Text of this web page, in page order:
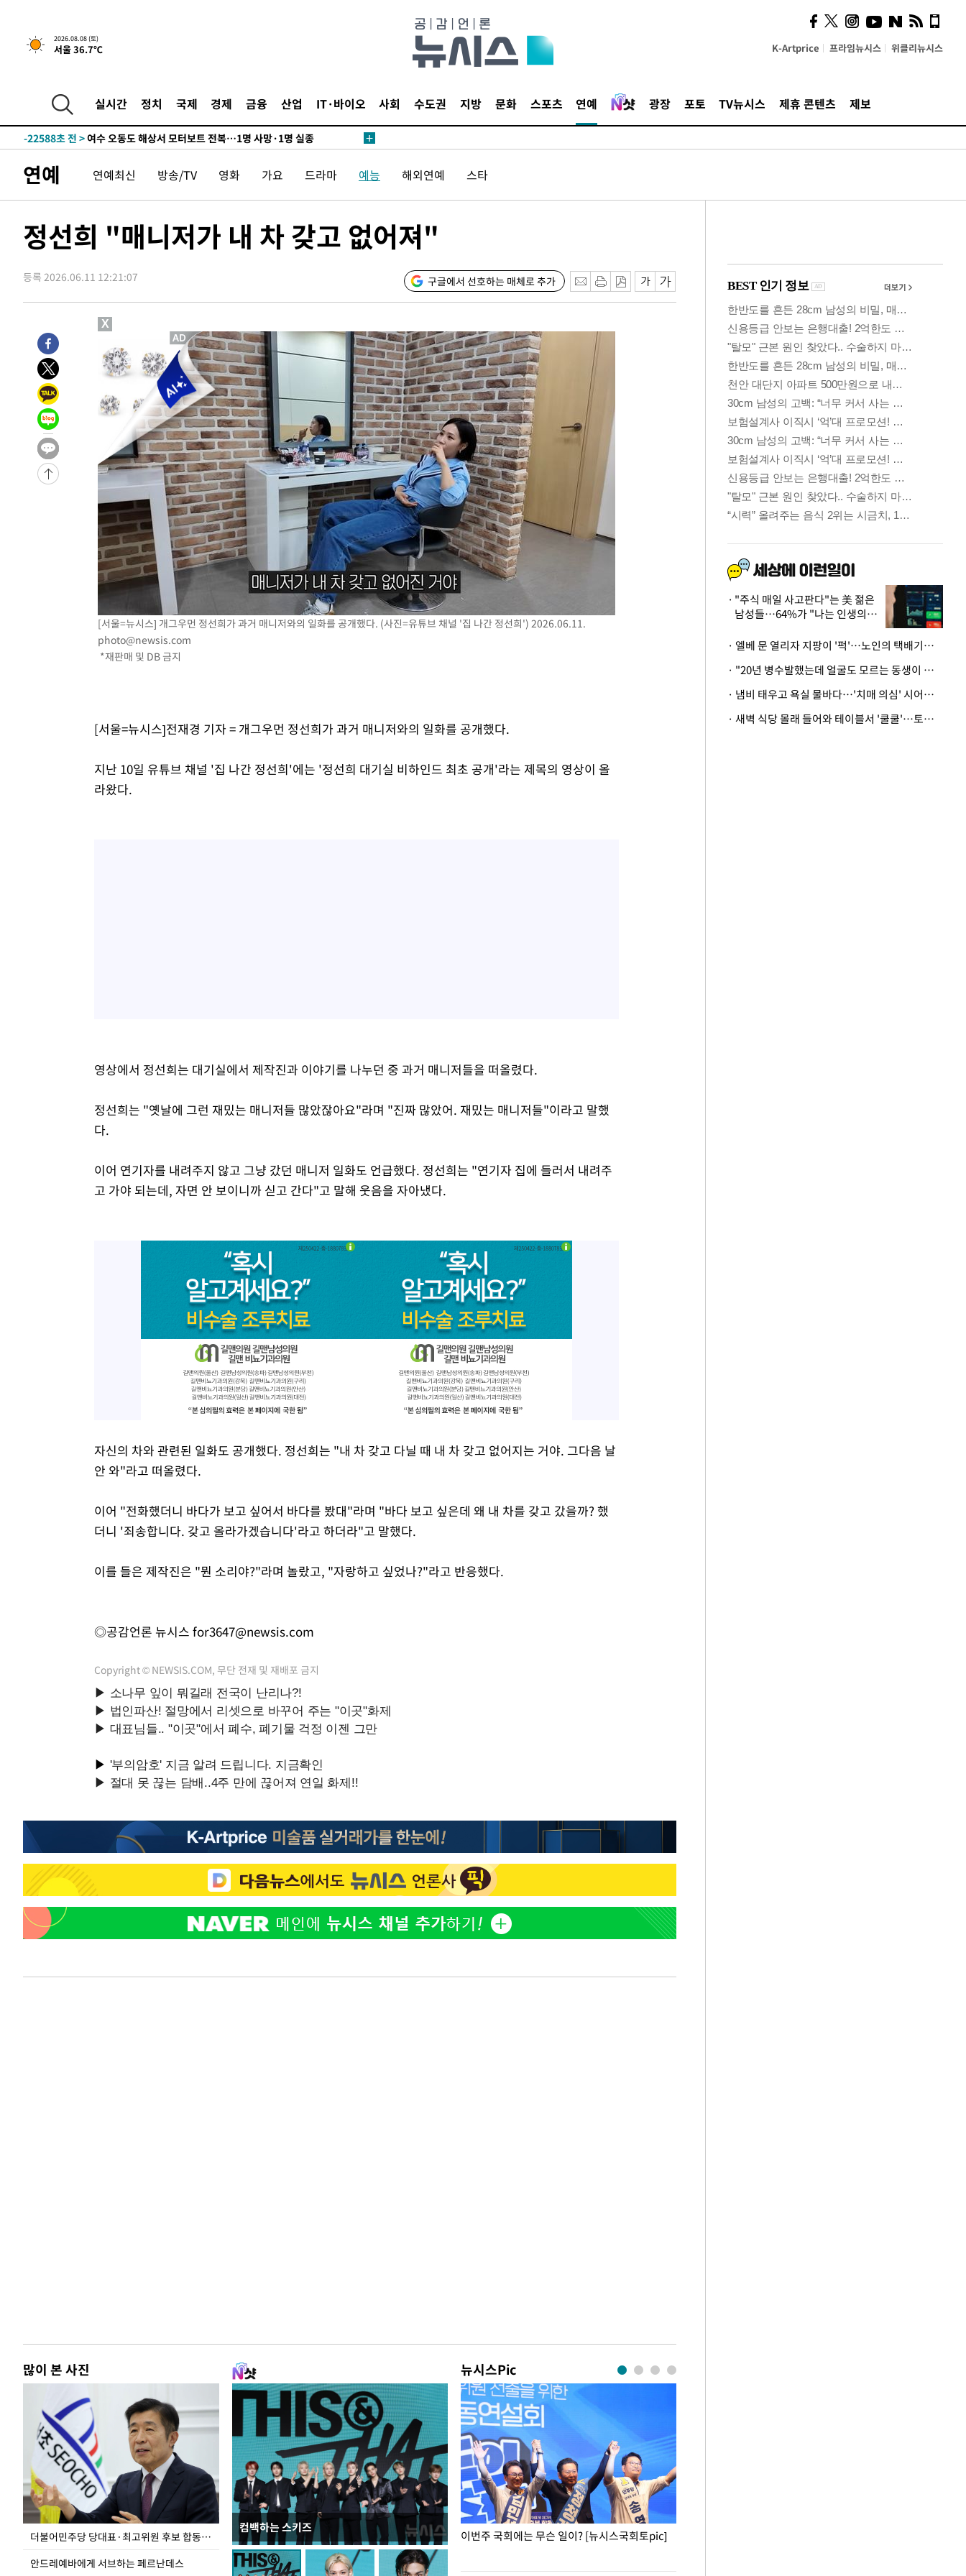
2026.08.08 (토)
서울 36.7℃ K-Artprice 프라임뉴시스 위클리뉴시스
실시간 정치 국제 경제 금융 산업 IT·바이오 사회 수도권 지방 문화 스포츠 연예 광장 포토 TV뉴시스 제휴 콘텐츠 제보
1시간 전 >[속보]뉴욕증시 상승 마감…S&P 0.6% 나스닥 1.3%↑
-31861초 전 >강릉에 시간당 81.4㎜ 물폭탄…도로 잠기고 담벼락 붕괴
-25678초 전 >
선재도서 해루질 나섰다 실종 60대, 닷새 만에 숨진 채 발견
-23212초 전 >
-22588초 전 >여수 오동도 해상서 모터보트 전복…1명 사망·1명 실종
주 날씨]
-15833초 전 >
축구협회 "압수수색·성접대 논란 사과…쇄신의 기회로 삼겠다"
-14350초 전 >[속보]'압수수색·성접대 논란' 축구협회 "실망과 걱정 안겨드려 죄
1시간 전 >
[속보]뉴욕증시 상승 마감…S&P 0.6% 나스닥 1.3%↑
-27968초 전 >백운산서 80년근 천종산삼 9뿌리 발견…감정가 1.3억원
-25678초 전 >선재도서 해루질 나섰다 실종 60대, 닷새 만에 숨진 채 발견
남자 농구, 나고야 아시안게임서 '홈팀' 일본과 한일전
-22588초 전 >
여수 오동도 해상서 모터보트 전복…1명 사망·1명 실종
-18815초 전 >
극한폭염 한풀 꺾이지만…'낮 최고 35도' 무더위, 열대야 계속[다음
주 날씨]
-15833초 전 >
축구협회 "압수수색·성접대 논란 사과…쇄신의 기회로 삼겠다"
-14350초 전 >
[속보]'압수수색·성접대 논란' 축구협회 "실망과 걱정 안겨드려 죄
송"
-2971초 전 >
'최고 37도' 폭염 지속…강원동해안 최대 150㎜ 비
1시간 전 >
[속보]뉴욕증시 상승 마감…S&P 0.6% 나스닥 1.3%↑
연예 연예최신 방송/TV 영화 가요 드라마 예능 해외연예 스타
정선희 "매니저가 내 차 갖고 없어져"
등록 2026.06.11 12:21:07 구글에서 선호하는 매체로 추가
[서울=뉴시스] 개그우먼 정선희가 과거 매니저와의 일화를 공개했다. (사진=유튜브 채널 '집 나간 정선희') 2026.06.11.
photo@newsis.com
*재판매 및 DB 금지
[서울=뉴시스]전재경 기자 = 개그우먼 정선희가 과거 매니저와의 일화를 공개했다.
지난 10일 유튜브 채널 '집 나간 정선희'에는 '정선희 대기실 비하인드 최초 공개'라는 제목의 영상이 올
라왔다.
영상에서 정선희는 대기실에서 제작진과 이야기를 나누던 중 과거 매니저들을 떠올렸다.
정선희는 "옛날에 그런 재밌는 매니저들 많았잖아요"라며 "진짜 많았어. 재밌는 매니저들"이라고 말했
다.
이어 연기자를 내려주지 않고 그냥 갔던 매니저 일화도 언급했다. 정선희는 "연기자 집에 들러서 내려주
고 가야 되는데, 자면 안 보이니까 싣고 간다"고 말해 웃음을 자아냈다.
자신의 차와 관련된 일화도 공개했다. 정선희는 "내 차 갖고 다닐 때 내 차 갖고 없어지는 거야. 그다음 날
안 와"라고 떠올렸다.
이어 "전화했더니 바다가 보고 싶어서 바다를 봤대"라며 "바다 보고 싶은데 왜 내 차를 갖고 갔을까? 했
더니 '죄송합니다. 갖고 올라가겠습니다'라고 하더라"고 말했다.
이를 들은 제작진은 "뭔 소리야?"라며 놀랐고, "자랑하고 싶었나?"라고 반응했다.
◎공감언론 뉴시스 for3647@newsis.com
Copyright © NEWSIS.COM, 무단 전재 및 재배포 금지
많이 본 사진
더불어민주당 당대표·최고위원 후보 합동연설회
안드레예바에게 서브하는 페르난데스
컴백하는 스키즈
뉴시스Pic
이 대통령, 국가폭력 피해자에 위로·사과…"국가
가 책임지고 치유"
이번주 국회에는 무슨 일이? [뉴시스국회토pic]
사이 해답 찾았죠"…알을
깨고 나온 '초자아'
"주식 매일 사고판다"는 美 젊은
남성들…64%가 "나는 인생의
· 엘베 문 열리자 지팡이 '퍽'…노인의 택배기사 폭행 이유
· "20년 병수발했는데 얼굴도 모르는 동생이 유산 절반을"…배다른 형제 상속권 있을까
· 냄비 태우고 욕실 물바다…'치매 의심' 시어머니 검사 권유했다가 '날벼락'
· 새벽 식당 몰래 들어와 테이블서 '쿨쿨'…토사물 남기고 사라진 남성
X